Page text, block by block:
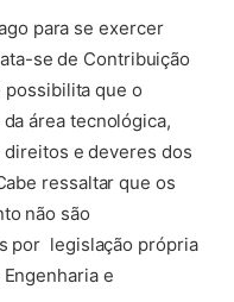
para se exercer
se de Contribuição
possibilita que o
área tecnológica,
e deveres dos
ressaltar que os
não são
por legislação própria
e